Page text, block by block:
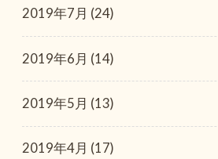
2019年7月 (24)
2019年6月 (14)
2019年5月 (13)
2019年4月 (17)